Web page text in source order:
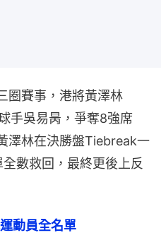
圈賽事，港將黃澤林
手吳易昺，爭奪8強席
澤林在決勝盤Tiebreak一
數救回，最終更後上反
動員全名單